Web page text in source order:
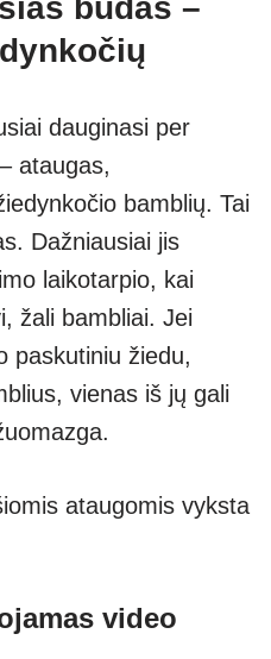
dauginasi per
– ataugas,
bamblių. Tai
Dažniausiai jis
laikotarpio, kai
žali bamb­liai. Jei
paskutiniu žiedu,
vienas iš jų gali
ataugomis vyksta
video